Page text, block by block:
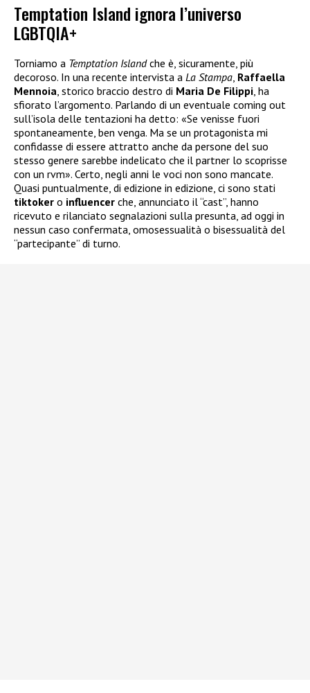
Temptation Island ignora l’universo
LGBTQIA+
Torniamo a Temptation Islandche è, sicuramente, più
decoroso. In una recente intervista a La Stampa, Raffaella
Mennoia, storico braccio destro di Maria De Filippi, ha
sfiorato l’argomento. Parlando di un eventuale coming out
sull’isola delle tentazioni ha detto: «Se venisse fuori
spontaneamente, ben venga. Ma se un protagonista mi
confidasse di essere attratto anche da persone del suo
stesso genere sarebbe indelicato che il partner lo scoprisse
con un rvm». Certo, negli anni le voci non sono mancate.
Quasi puntualmente, di edizione in edizione, ci sono stati
tiktoker o influencer che, annunciato il “cast”, hanno
ricevuto e rilanciato segnalazioni sulla presunta, ad oggi in
nessun caso confermata, omosessualità o bisessualità del
“partecipante” di turno.